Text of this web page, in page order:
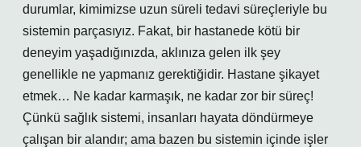
durumlar, kimimizse uzun süreli tedavi süreçleriyle bu
sistemin parçasıyız. Fakat, bir hastanede kötü bir
deneyim yaşadığınızda, aklınıza gelen ilk şey
genellikle ne yapmanız gerektiğidir. Hastane şikayet
etmek… Ne kadar karmaşık, ne kadar zor bir süreç!
Çünkü sağlık sistemi, insanları hayata döndürmeye
çalışan bir alandır; ama bazen bu sistemin içinde işler